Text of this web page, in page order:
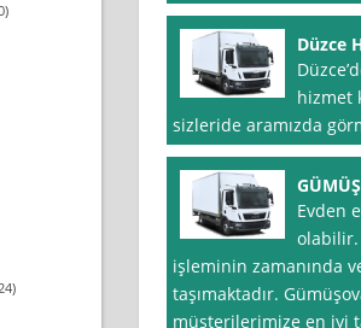
Düzce
hizmet
sizleride aramızda
Evden
olabilir.
işleminin zamanında
taşımaktadır.
müşterilerimize en iyi